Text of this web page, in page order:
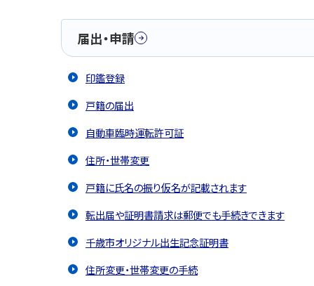
届出・申請
印鑑登録
戸籍の届出
自動車臨時運転許可証
住所・世帯変更
戸籍に氏名の振り仮名が記載されます
転出届や証明書請求は郵便でも手続きできます
千歳市オリジナル出生記念証明書
住所変更・世帯変更の手続